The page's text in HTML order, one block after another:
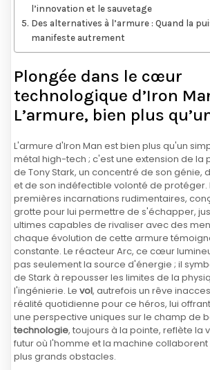
l’innovation et le sauvetage
Des alternatives à l’armure : Quand la
manifeste autrement
Plongée dans le cœur
technologique d’Iron
L’armure, bien plus
L'armure d'Iron Man est bien plus qu'un
métal high-tech ; c'est une extension de la
de Tony Stark, un concentré de son génie,
et de son indéfectible volonté de protéger.
premières incarnations rudimentaires,
grotte pour lui permettre de s'échapper,
ultimes capables de rivaliser avec des
chaque évolution de cette armure
constante. Le réacteur Arc, ce cœur
pas seulement la source d'énergie ; il
de Stark à repousser les limites de la
l'ingénierie. Le vol, autrefois un rêve
réalité quotidienne pour ce héros, lui
une perspective uniques sur le champ de
technologie, toujours à la pointe, reflète la
futur où l'homme et la machine
plus grands obstacles.